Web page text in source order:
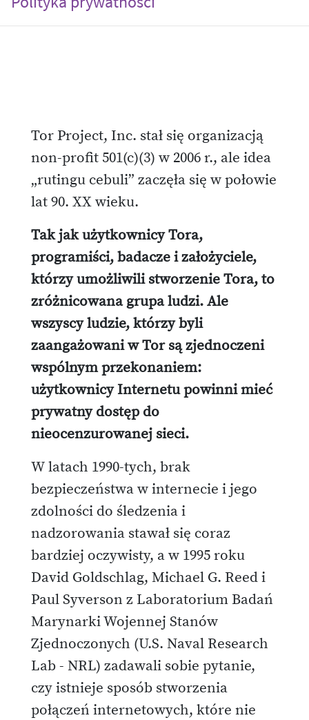
Tor Project, Inc. stał się organizacją
non-profit 501(c)(3) w 2006 r., ale idea
„rutingu cebuli” zaczęła się w połowie
lat 90. XX wieku.
Tak jak użytkownicy Tora,
programiści, badacze i założyciele,
którzy umożliwili stworzenie Tora, to
zróżnicowana grupa ludzi. Ale
wszyscy ludzie, którzy byli
zaangażowani w Tor są zjednoczeni
wspólnym przekonaniem:
użytkownicy Internetu powinni mieć
prywatny dostęp do
nieocenzurowanej sieci.
W latach 1990-tych, brak
bezpieczeństwa w internecie i jego
zdolności do śledzenia i
nadzorowania stawał się coraz
bardziej oczywisty, a w 1995 roku
David Goldschlag, Michael G. Reed i
Paul Syverson z Laboratorium Badań
Marynarki Wojennej Stanów
Zjednoczonych (U.S. Naval Research
Lab - NRL) zadawali sobie pytanie,
czy istnieje sposób stworzenia
połączeń internetowych, które nie